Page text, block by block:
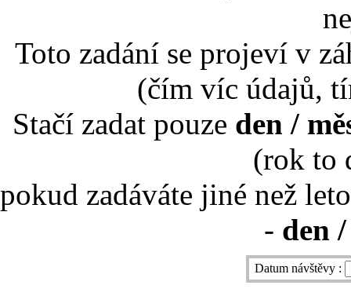
Toto zadání se projeví v
(čím víc údajů,
Stačí zadat pouze den /
(rok to
pokud zadáváte jiné než
- den
Datum návštěvy :